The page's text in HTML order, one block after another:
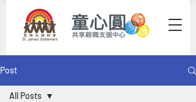
Post
All Posts